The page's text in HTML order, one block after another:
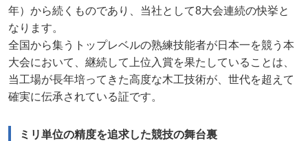
年）から続くものであり、当社として8大会連続の快挙と
なります。
全国から集うトップレベルの熟練技能者が日本一を競う本
大会において、継続して上位入賞を果たしていることは、
当工場が長年培ってきた高度な木工技術が、世代を超えて
確実に伝承されている証です。
ミリ単位の精度を追求した競技の舞台裏